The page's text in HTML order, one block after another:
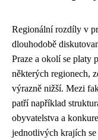
Regionální rozdíly v
dlouhodobě
Praze a okolí se platy
některých regionech,
výrazně nižší. Mezi
patří například
obyvatelstva a
jednotlivých krajích